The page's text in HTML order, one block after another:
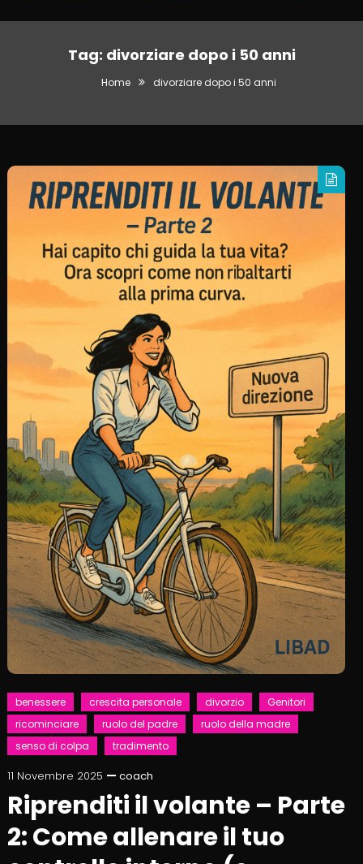
Tag: divorziare dopo i 50 anni
Home divorziare dopo i 50 anni
benessere crescita personale divorzio
Genitori
ricominciare
ruolo del padre
ruolo della madre
senso di colpa
tradimento
11 Novembre 2025 coach
Riprenditi il volante – Parte
2: Come allenare il tuo